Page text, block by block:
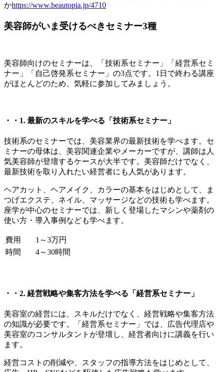
かhttps://www.beautopia.jp/4710
美容師がいま受けるべきセミナー3種
美容師向けのセミナーは、「技術系セミナー」「経営系セミ
ナー」「自己啓発系セミナー」の3点です。1日で終わる講座
がほとんどのため、気軽に参加してみましょう。
・・1. 最新のスキルを学べる「技術系セミナー」
技術系のセミナーでは、美容業界の最新技術を学べます。セ
ミナーの母体は、美容関連企業やメーカーですが、講師は人
気美容師が登壇するケースが大半です。美容師だけでなく、
最新技術を取り入れたい経営者にも人気があります。
ヘアカット、ヘアメイク、カラーの基本をはじめとして、ま
つげエクステ、ネイル、マッサージなどの技術も学べます。
座学が中心のセミナーでは、新しく登場したマシンや薬剤の
使い方・導入事例なども学べます。
費用
1～3万円
時間
4～30時間
・・2. 経営戦略や集客方法を学べる「経営系セミナー」
美容室の経営には、スキルだけでなく、経営戦略や集客方法
の知識が必要です。「経営系セミナー」では、広告代理店や
美容室のコンサルタントが登壇し、経営者向けに講義を行い
ます。
経営コストの削減や、スタッフの指導方法をはじめとして、